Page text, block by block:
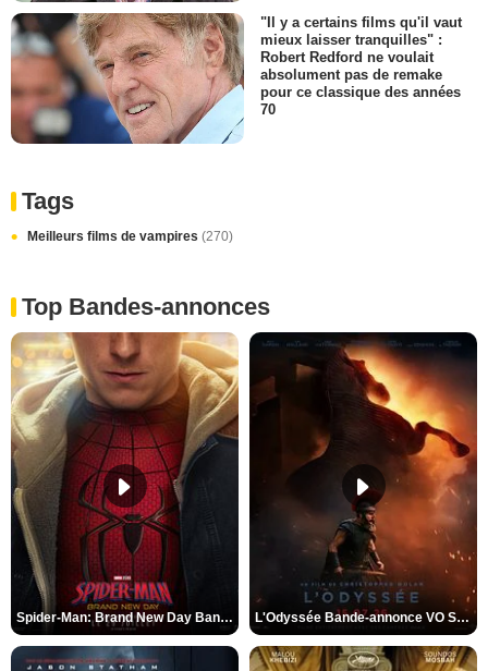
"Il y a certains films qu'il vaut
mieux laisser tranquilles" :
Robert Redford ne voulait
absolument pas de remake
pour ce classique des années
70
Tags
Meilleurs films de vampires (270)
Top Bandes-annonces
Spider-Man: Brand New Day Bande-annonce VO STFR L'Odyssée Bande-annonce VO STFR